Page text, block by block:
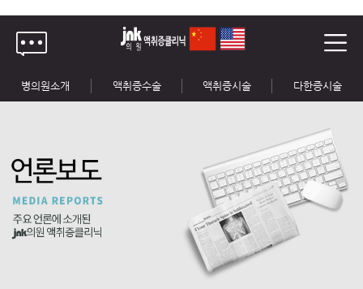
병의원소개 액취증수술 액취증시술 다한증시술